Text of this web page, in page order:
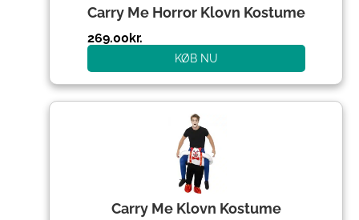
Carry Me Horror Klovn Kostume
269.00kr.
KØB NU
Carry Me Klovn Kostume